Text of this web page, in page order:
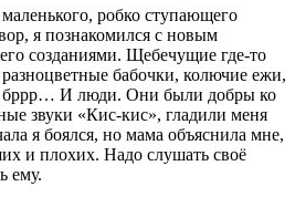
робко ступающего
я познакомился с новым
созданиями. Щебечущие где-то
бабочки, колючие ежи,
бррр… И люди. Они были добры ко
звуки «Кис-кис», гладили меня
я боялся, но мама объяснила мне,
и плохих. Надо слушать своё
ему.